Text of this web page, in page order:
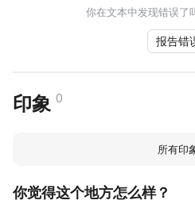
你在文本中发现错误了
报告错
印象 0
所有印
你觉得这个地方怎么样？